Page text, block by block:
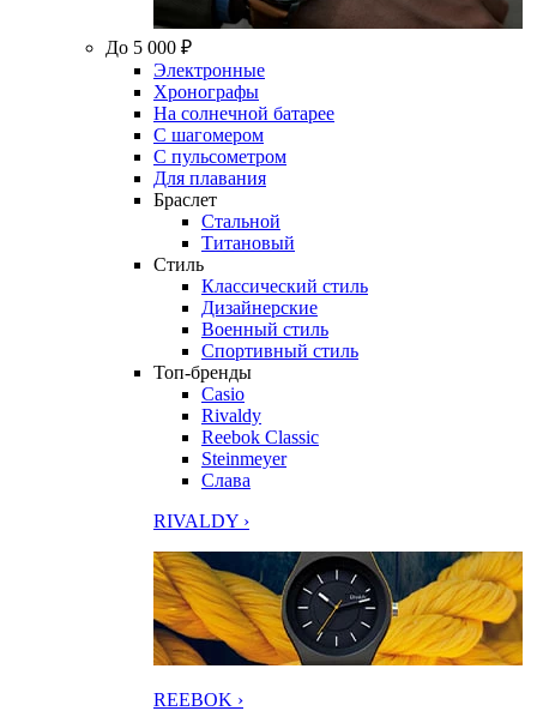
До 5 000 ₽
Электронные
Хронографы
На солнечной батарее
С шагомером
С пульсометром
Для плавания
Браслет
Стальной
Титановый
Стиль
Классический стиль
Дизайнерские
Военный стиль
Спортивный стиль
Топ-бренды
Casio
Rivaldy
Reebok Classic
Steinmeyer
Слава
RIVALDY ›
REEBOK ›